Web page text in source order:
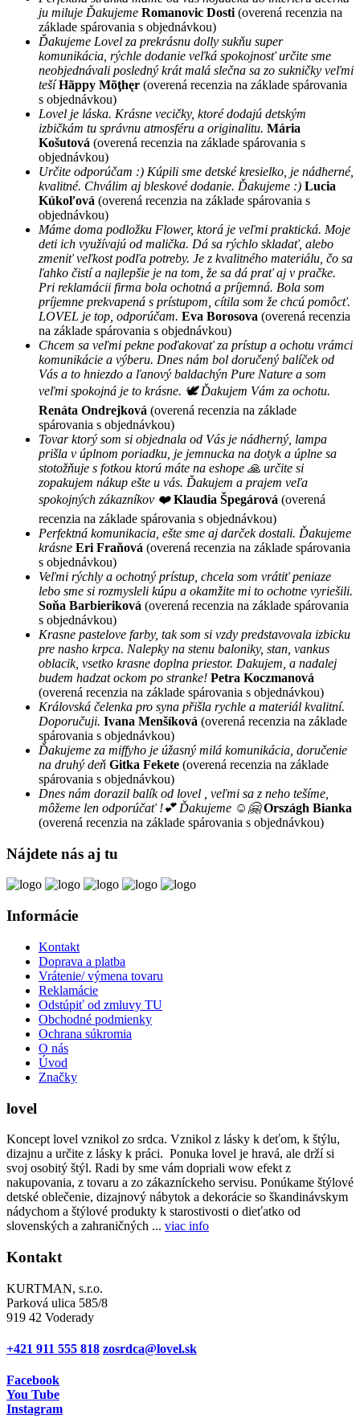
ju miluje Ďakujeme Romanovic Dosti (overená recenzia na
základe spárovania s objednávkou)
Ďakujeme Lovel za prekrásnu dolly sukňu super
komunikácia, rýchle dodanie veľká spokojnosť určite sme
neobjednávali posledný krát malá slečna sa zo sukničky veľmi
tešíHãppy Mõţhęr (overená recenzia na základe spárovania
s objednávkou)
Lovel je láska. Krásne vecičky, ktoré dodajú detským
izbičkám tu správnu atmosféru a originalitu. Mária
Košutová (overená recenzia na základe spárovania s
objednávkou)
Určite odporúčam :) Kúpili sme detské kresielko, je nádherné,
kvalitné. Chválim aj bleskové dodanie. Ďakujeme :) Lucia
Kúkoľová (overená recenzia na základe spárovania s
objednávkou)
Máme doma podložku Flower, ktorá je veľmi praktická. Moje
deti ich využívajú od malička. Dá sa rýchlo skladať, alebo
zmeniť veľkost podľa potreby. Je z kvalitného materiálu, čo sa
ľahko čistí a najlepšie je na tom, že sa dá prať aj v pračke.
Pri reklamácii firma bola ochotná a príjemná. Bola som
príjemne prekvapená s prístupom, cítila som že chcú pomôcť.
LOVEL je top, odporúčam. Eva Borosova (overená recenzia
na základe spárovania s objednávkou)
Chcem sa veľmi pekne poďakovať za prístup a ochotu vrámci
komunikácie a výberu. Dnes nám bol doručený balíček od
Vás a to hniezdo a ľanový baldachýn Pure Nature a som
veľmi spokojná je to krásne. 🕊 Ďakujem Vám za ochotu.
Renáta Ondrejková (overená recenzia na základe
spárovania s objednávkou)
Tovar ktorý som si objednala od Vás je nádherný, lampa
prišla v úplnom poriadku, je jemnucka na dotyk a úplne sa
stotožňuje s fotkou ktorú máte na eshope 🙏 určite si
zopakujem nákup ešte u vás. Ďakujem a prajem veľa
spokojných zákazníkov ❤️ Klaudia Špegárová (overená
recenzia na základe spárovania s objednávkou)
Perfektná komunikacia, ešte sme aj darček dostali. Ďakujeme
krásne Eri Fraňová (overená recenzia na základe spárovania
s objednávkou)
Veľmi rýchly a ochotný prístup, chcela som vrátiť peniaze
lebo sme si rozmysleli kúpu a okamžite mi to ochotne vyriešili.
Soňa Barbieriková (overená recenzia na základe spárovania
s objednávkou)
Krasne pastelove farby, tak som si vzdy predstavovala izbicku
pre nasho krpca. Nalepky na stenu baloniky, stan, vankus
oblacik, vsetko krasne doplna priestor. Dakujem, a nadalej
budem hadzat ockom po stranke! Petra Koczmanová
(overená recenzia na základe spárovania s objednávkou)
Královská čelenka pro syna přišla rychle a materiál kvalitní.
Doporučuji. Ivana Menšíková (overená recenzia na základe
spárovania s objednávkou)
Ďakujeme za miffyho je úžasný milá komunikácia, doručenie
na druhý deň Gitka Fekete (overená recenzia na základe
spárovania s objednávkou)
Dnes nám dorazil balík od lovel , veľmi sa z neho tešíme,
môžeme len odporúčať !💕 Ďakujeme ☺️🤗 Országh Bianka
(overená recenzia na základe spárovania s objednávkou)
Nájdete nás aj tu
Informácie
Kontakt
Doprava a platba
Vrátenie/ výmena tovaru
Reklamácie
Odstúpiť od zmluvy TU
Obchodné podmienky
Ochrana súkromia
O nás
Úvod
Značky
lovel
Koncept lovel vznikol zo srdca. Vznikol z lásky k deťom, k štýlu,
dizajnu a určite z lásky k práci. Ponuka lovel je hravá, ale drží si
svoj osobitý štýl. Radi by sme vám dopriali wow efekt z
nakupovania, z tovaru a zo zákazníckeho servisu. Ponúkame štýlové
detské oblečenie, dizajnový nábytok a dekorácie so škandinávskym
nádychom a štýlové produkty k starostivosti o dieťatko od
slovenských a zahraničných ... viac info
Kontakt
KURTMAN, s.r.o.
Parková ulica 585/8
919 42 Voderady
+421 911 555 818 zosrdca@lovel.sk
Facebook
You Tube
Instagram